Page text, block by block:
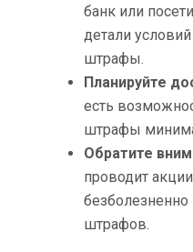
банк или
детали
штрафы.
Планируйте
есть
штрафы
Обратите
проводит
безболезненно
штрафов.